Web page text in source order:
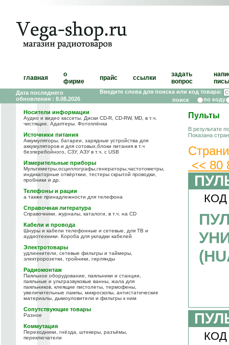
главная
о
фирме
прайс ссылки
задать
вопрос
Дата последнего
обновления : 8.08.2026
Введите слова для поиска или код товара:
по коду
Носители информации
Аудио и видео кассеты, Диски CD-R, CD-RW, MD, в т.ч.
чистящие. Адаптеры. Фотоплёнка
Источники питания
Аккумуляторы, батареи, зарядные устройства для
аккумуляторов и для сотовых,блоки питания в т.ч
безперебойного, СЗУ, АЗУ в т.ч. с USB
Измерительные приборы
Мультиметры,осциллографы,генераторы,частотометры,
индикаторные отвёрткии, тестеры скрытой проводки,
пробники и др.
Телефоны и рации
а также принадлежности для телефона
Справочная литература
Справочники, журналы, каталоги, в т.ч. на CD
Кабели и провода
Шнуры и кабели телефонные и сетевые, для ТВ и
аудиотехники. Короба для укладки кабелей
Электротовары
удлиннители, сетевые фильтры и таймеры,
электророзетки, тройники, гирлянды
Радиомонтаж
Паяльное оборудование, паяльники и станции,
паяльные и ультразвуковые ванны, жала для
паяльников, клеящие пистолеты, термофены,
увеличительные лампы, микроскопы, антистатические
материалы, дымоуловители и фильтры к ним
Сопутствующие товары
Разное
Коммутация
Переходники, гнёзда, штекеры, разъёмы,
переключатели
Пульты
В результате
Показана
<< 80
КОД
КОД